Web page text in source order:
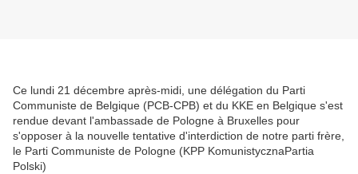
Ce lundi 21 décembre après-midi, une délégation du Parti
Communiste de Belgique (PCB-CPB) et du KKE en Belgique s'est
rendue devant l'ambassade de Pologne à Bruxelles pour
s'opposer à la nouvelle tentative d'interdiction de notre parti frère,
le Parti Communiste de Pologne (KPP KomunistycznaPartia
Polski)